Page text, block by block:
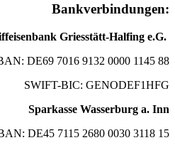
Bankverbindungen:
Griesstätt-Halfing e.G.
DE69 7016 9132 0000 1145 88
SWIFT-BIC: GENODEF1HFG
Sparkasse Wasserburg a. Inn
DE45 7115 2680 0030 3118 15